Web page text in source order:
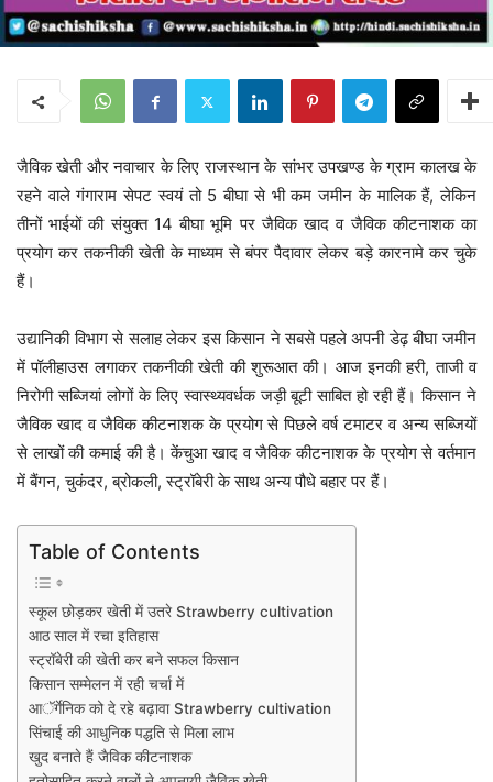
जैविक खेती और नवाचार के लिए राजस्थान के सांभर उपखण्ड के ग्राम कालख के
रहने वाले गंगाराम सेपट स्वयं तो 5 बीघा से भी कम जमीन के मालिक हैं, लेकिन
तीनों भाईयों की संयुक्त 14 बीघा भूमि पर जैविक खाद व जैविक कीटनाशक का
प्रयोग कर तकनीकी खेती के माध्यम से बंपर पैदावार लेकर बड़े कारनामे कर चुके
हैं।
उद्यानिकी विभाग से सलाह लेकर इस किसान ने सबसे पहले अपनी डेढ़ बीघा जमीन
में पॉलीहाउस लगाकर तकनीकी खेती की शुरूआत की। आज इनकी हरी, ताजी व
निरोगी सब्जियां लोगों के लिए स्वास्थ्यवर्धक जड़ी बूटी साबित हो रही हैं। किसान ने
जैविक खाद व जैविक कीटनाशक के प्रयोग से पिछले वर्ष टमाटर व अन्य सब्जियों
से लाखों की कमाई की है। केंचुआ खाद व जैविक कीटनाशक के प्रयोग से वर्तमान
में बैंगन, चुकंदर, ब्रोकली, स्ट्रॉबेरी के साथ अन्य पौधे बहार पर हैं।
Table of Contents
स्कूल छोड़कर खेती में उतरे Strawberry cultivation
आठ साल में रचा इतिहास
स्ट्रॉबेरी की खेती कर बने सफल किसान
किसान सम्मेलन में रही चर्चा में
आॅर्गेनिक को दे रहे बढ़ावा Strawberry cultivation
सिंचाई की आधुनिक पद्धति से मिला लाभ
खुद बनाते हैं जैविक कीटनाशक